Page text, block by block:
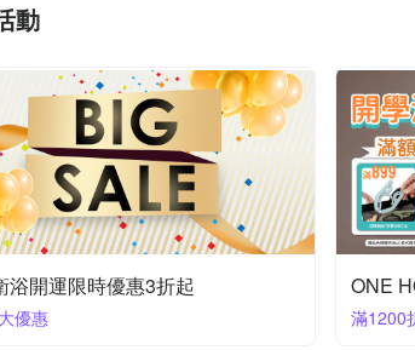
棉花田
山德力
/ 矯正坐姿墊
動
浴開運限時優惠3折起
優惠
ONE
滿1200